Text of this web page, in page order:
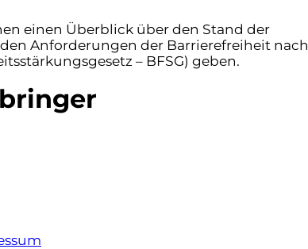
einen Überblick über den Stand der
Anforderungen der Barrierefreiheit nach
– BFSG) geben.